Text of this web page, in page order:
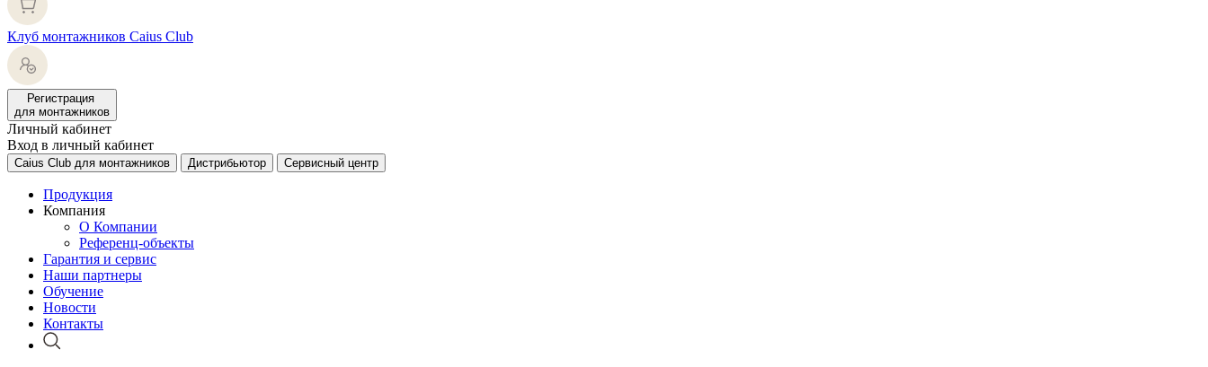
Клуб монтажников Caius Club
Регистрация
для монтажников
Личный кабинет
Вход в личный кабинет
Caius Club для монтажников Дистрибьютор Сервисный центр
Продукция
Компания
О Компании
Референц-объекты
Гарантия и сервис
Наши партнеры
Обучение
Новости
Контакты